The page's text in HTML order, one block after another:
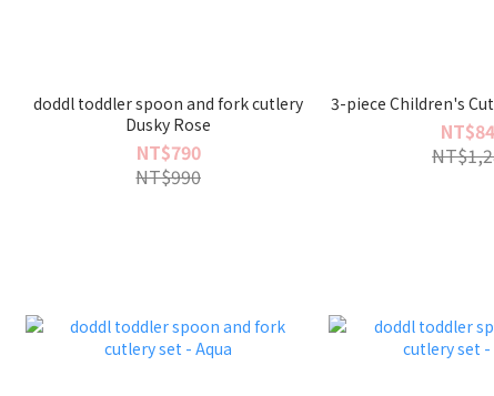
doddl toddler spoon and fork cutlery
Dusky Rose
NT$790
NT$990
3-piece Children's